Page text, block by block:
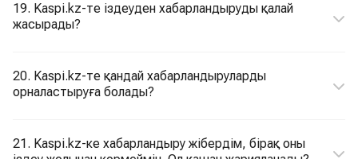
19. Kaspi.kz-те іздеуден хабарландыруды қалай
жасырады?
20. Kaspi.kz-те қандай хабарландыруларды
орналастыруға болады?
21. Kaspi.kz-ке хабарландыру жібердім, бірақ оны